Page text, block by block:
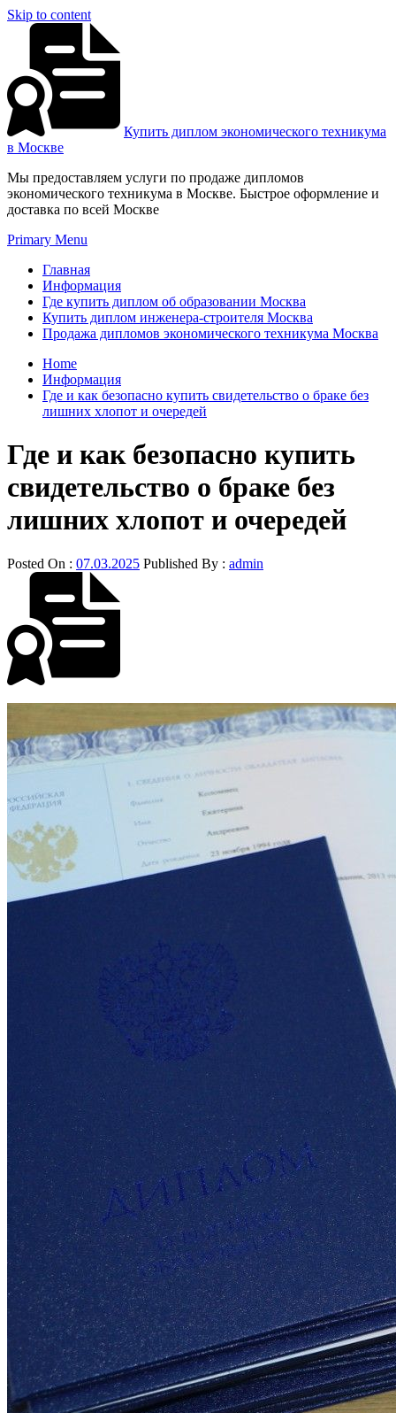
Skip to content
Купить диплом экономического техникума
в Москве
Мы предоставляем услуги по продаже дипломов
экономического техникума в Москве. Быстрое оформление и
доставка по всей Москве
Primary Menu
Главная
Информация
Где купить диплом об образовании Москва
Купить диплом инженера-строителя Москва
Продажа дипломов экономического техникума Москва
Home
Информация
Где и как безопасно купить свидетельство о браке без
лишних хлопот и очередей
Где и как безопасно купить
свидетельство о браке без
лишних хлопот и очередей
Posted On : 07.03.2025 Published By : admin